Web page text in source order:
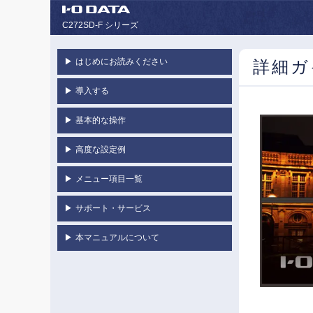
C272SD-F シリーズ
▶ はじめにお読みください
▶ 導入する
▶ 基本的な操作
▶ 高度な設定例
▶ メニュー項目一覧
▶ サポート・サービス
▶ 本マニュアルについて
詳細